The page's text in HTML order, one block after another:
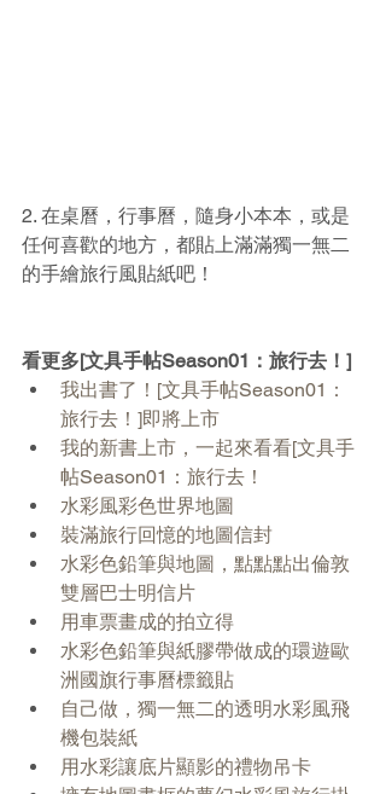
2. 在桌曆，行事曆，隨身小本本，或是
任何喜歡的地方，都貼上滿滿獨一無二
的手繪旅行風貼紙吧！
看更多[文具手帖Season01：旅行去！]
我出書了！[文具手帖Season01：
旅行去！]即將上市
我的新書上市，一起來看看[文具手
帖Season01：旅行去！
水彩風彩色世界地圖
裝滿旅行回憶的地圖信封
水彩色鉛筆與地圖，點點點出倫敦
雙層巴士明信片
用車票畫成的拍立得
水彩色鉛筆與紙膠帶做成的環遊歐
洲國旗行事曆標籤貼
自己做，獨一無二的透明水彩風飛
機包裝紙
用水彩讓底片顯影的禮物吊卡